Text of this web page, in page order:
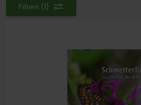
Filtern (1)